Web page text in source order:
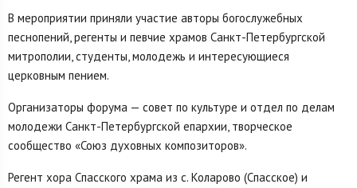
В мероприятии приняли участие авторы богослужебных
песнопений, регенты и певчие храмов Санкт-Петербургской
митрополии, студенты, молодежь и интересующиеся
церковным пением.
Организаторы форума — совет по культуре и отдел по делам
молодежи Санкт-Петербургской епархии, творческое
сообщество «Союз духовных композиторов».
Регент хора Спасского храма из с. Коларово (Спасское) и